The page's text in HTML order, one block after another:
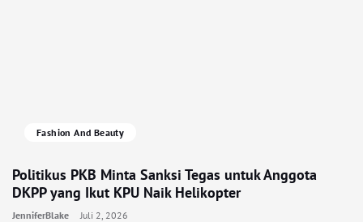
Fashion And Beauty
Politikus PKB Minta Sanksi Tegas untuk Anggota
DKPP yang Ikut KPU Naik Helikopter
JenniferBlake Juli 2, 2026